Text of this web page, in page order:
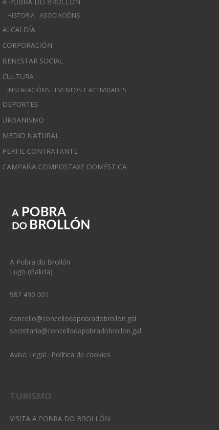
HISTORIA ASOCIACIÓNS
ALCALDÍA
CORPORACIÓN
BENESTAR SOCIAL
CULTURA
INSTALACIÓNS EVENTOS E ACTIVIDADES
DEPORTES
URBANISMO
MEDIO NATURAL
PERFIL CONTRATANTE
CAMPAÑA COMPOSTAXE DOMÉSTICA
A Pobra do Brollón
Lugo (Galicia)
982 430 001
concello@concellodapobradobrollon.gal
secretaria@concellodapobradobrollon.gal
Aviso Legal · Política de cookies
TURISMO
VISITA A POBRA DO BROLLÓN